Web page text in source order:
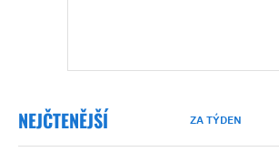
NEJČTENĚJŠÍ ZA TÝDEN